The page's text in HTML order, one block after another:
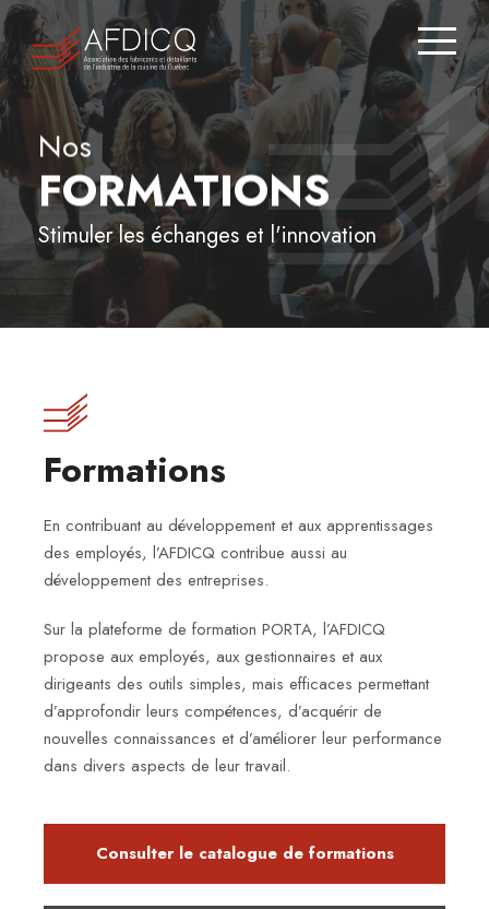
Nous
joindre
Zone
membre
Répertoire
des
membres
À
DEVENIR
MEMBRE
ÉVÉNEMENTS
FORMATIONS
SIGNÉE
QUÉBEC
Nos
FORMATIONS
Stimuler les échanges et l'innovation
Formations
En contribuant au développement et aux apprentissages
des employés, l’AFDICQ contribue aussi au
développement des entreprises.
Sur la plateforme de formation PORTA, l’AFDICQ
propose aux employés, aux gestionnaires et aux
dirigeants des outils simples, mais efficaces permettant
d’approfondir leurs compétences, d’acquérir de
nouvelles connaissances et d’améliorer leur performance
dans divers aspects de leur travail.
Consulter le catalogue de formations